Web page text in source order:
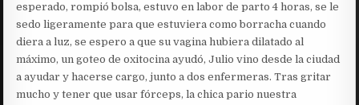
esperado, rompió bolsa, estuvo en labor de parto 4 horas, se le
sedo ligeramente para que estuviera como borracha cuando
diera a luz, se espero a que su vagina hubiera dilatado al
máximo, un goteo de oxitocina ayudó, Julio vino desde la ciudad
a ayudar y hacerse cargo, junto a dos enfermeras. Tras gritar
mucho y tener que usar fórceps, la chica pario nuestra